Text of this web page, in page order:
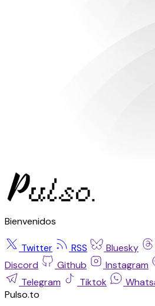
Bienvenidos
Twitter RSS Bluesky
Discord
Github Instagram
Telegram
Tiktok
Pulso.to